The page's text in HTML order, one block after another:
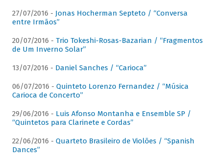
27/07/2016 - Jonas Hocherman Septeto / “Conversa
entre Irmãos”
20/07/2016 - Trio Tokeshi-Rosas-Bazarian / “Fragmentos
de Um Inverno Solar”
13/07/2016 - Daniel Sanches / “Carioca”
06/07/2016 - Quinteto Lorenzo Fernandez / “Música
Carioca de Concerto”
29/06/2016 - Luis Afonso Montanha e Ensemble SP /
“Quintetos para Clarinete e Cordas”
22/06/2016 - Quarteto Brasileiro de Violões / “Spanish
Dances”